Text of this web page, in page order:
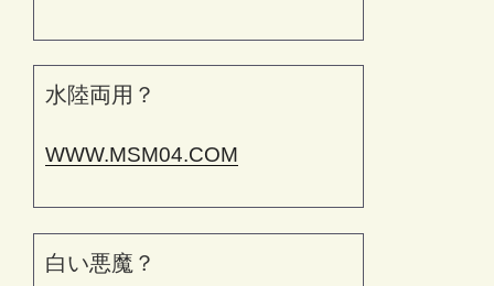
水陸両用？
WWW.MSM04.COM
白い悪魔？